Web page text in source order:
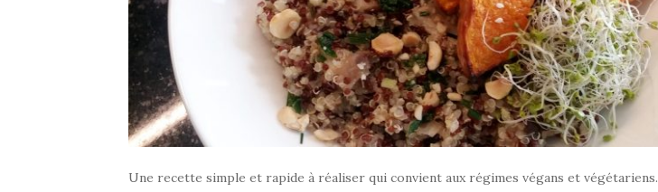
Une recette simple et rapide à réaliser qui convient aux régimes végans et végétariens.